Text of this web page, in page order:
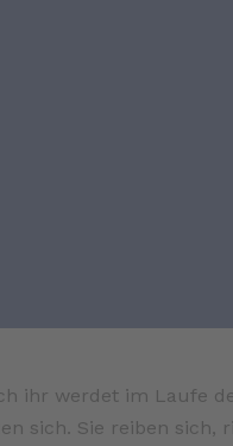
ihr werdet im Laufe
sich. Sie reiben sich,